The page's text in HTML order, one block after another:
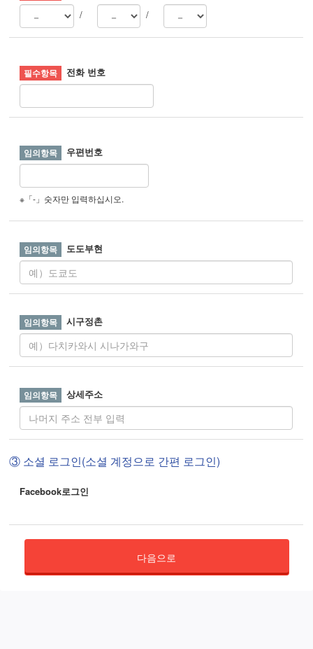
/
/
전화 번호
우편번호
※「-」숫자만 입력하십시오.
도도부현
시구정촌
상세주소
③ 소셜 로그인(소셜 계정으로 간편 로그인)
Facebook로그인